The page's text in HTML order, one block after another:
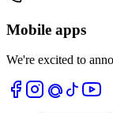
Mobile apps
We're excited to